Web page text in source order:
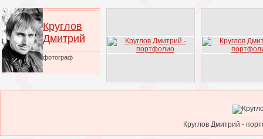
Круглов
Дмитрий
фотограф
Круглов Дмитрий -